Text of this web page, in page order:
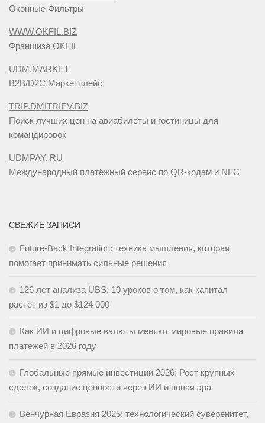
Оконные Фильтры
WWW.OKFIL.BIZ
Франшиза OKFIL
UDM.MARKET
B2B/D2C Маркетплейс
TRIP.DMITRIEV.BIZ
Поиск лучших цен на авиабилеты и гостиницы для
командировок
UDMPAY. RU
Международный платёжный сервис по QR-кодам и NFC
СВЕЖИЕ ЗАПИСИ
Future-Back Integration: техника мышления, которая
помогает принимать сильные решения
126 лет анализа UBS: 10 уроков о том, как капитал
растёт из $1 до $124 000
Как ИИ и цифровые валюты меняют мировые правила
платежей в 2026 году
Глобальные прямые инвестиции 2026: Рост крупных
сделок, создание ценности через ИИ и новая эра
Венчурная Евразия 2025: технологический суверенитет,